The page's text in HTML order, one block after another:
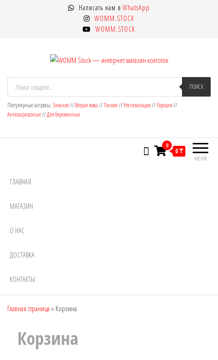
Написать нам в WhatsApp
WOMM.STOCK
WOMM.STOCK
WOMM Stock — интернет магазин
колготок
Колготки MANZI, Naja Street тонкие,
фантазийные, чулки, лосины
Поиск
товаров ПОИСК
Популярные запросы:Зимние//Вторая кожа//Тонкие//Утягивающие//Горошек//
Антиварикозные//Для беременных
МЕНЮ
0
0 ₸
ГЛАВНАЯ
МАГАЗИН
О НАС
ДОСТАВКА
КОНТАКТЫ
Главная страница » Корзина
Корзина